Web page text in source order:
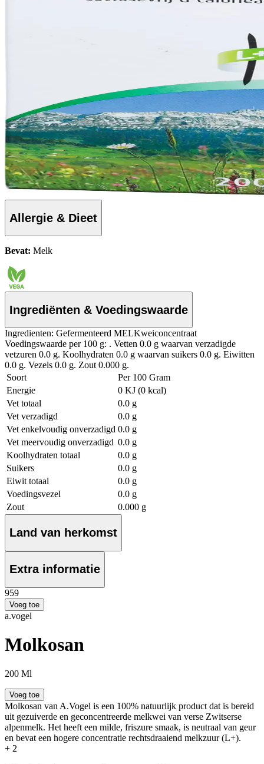
Allergie & Dieet
Bevat: Melk
Ingrediënten & Voedingswaarde
Ingredienten: Gefermenteerd MELKweiconcentraat
Voedingswaarde per 100 g: . Vetten 0.0 g waarvan verzadigde
vetzuren 0.0 g. Koolhydraten 0.0 g waarvan suikers 0.0 g. Eiwitten
0.0 g. Vezels 0.0 g. Zout 0.000 g.
Soort
Per 100 Gram
Energie
0 KJ (0 kcal)
Vet totaal
0.0 g
Vet verzadigd
0.0 g
Vet enkelvoudig onverzadigd 0.0 g
Vet meervoudig onverzadigd 0.0 g
Koolhydraten totaal
0.0 g
Suikers
0.0 g
Eiwit totaal
0.0 g
Voedingsvezel
0.0 g
Zout
0.000 g
Land van herkomst
Extra informatie
959
Voeg toe
a.vogel
Molkosan
200 Ml
Voeg toe
Molkosan van A.Vogel is een 100% natuurlijk product dat is bereid
uit gezuiverde en geconcentreerde melkwei van verse Zwitserse
alpenmelk. Het heeft een milde, friszure smaak, is neutraal van geur
en bevat een hogere concentratie rechtsdraaiend melkzuur (L+).
+ 2